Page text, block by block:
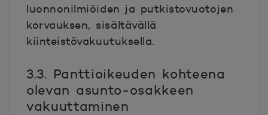
luonnonilmiöiden ja putkistovuotojen
korvauksen, sisältävällä
kiinteistövakuutuksella.
3.3. Panttioikeuden kohteena
olevan asunto-osakkeen
vakuuttaminen